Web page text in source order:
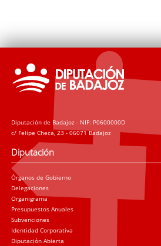
Diputación de Badajoz - NIF: P0600000D
c/ Felipe Checa, 23 - 06071 Badajoz
Diputación
Órganos de Gobierno
Delegaciones
Organigrama
Presupuestos Anuales
Subvenciones
Identidad Corporativa
Diputación Abierta